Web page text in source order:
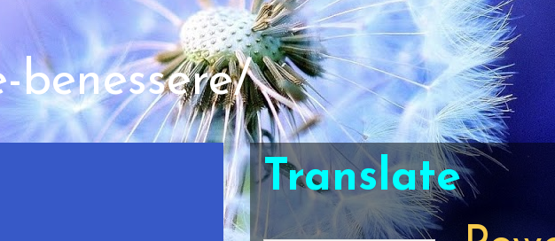
Translate